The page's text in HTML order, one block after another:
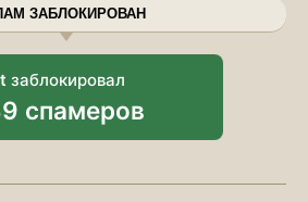
ЗАБЛОКИРОВАН
заблокировал
спамеров